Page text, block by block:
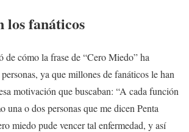
los fanáticos
de cómo la frase de “Cero Miedo” ha
ya que millones de fanáticos le han
motivación que buscaban: “A cada función
una o dos personas que me dicen Penta
miedo pude vencer tal enfermedad, y así